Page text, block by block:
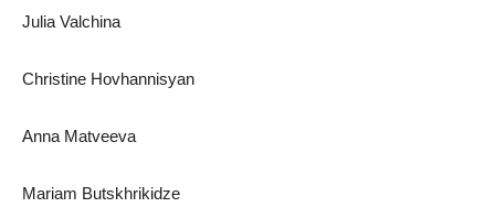
Julia Valchina
Christine Hovhannisyan
Anna Matveeva
Mariam Butskhrikidze